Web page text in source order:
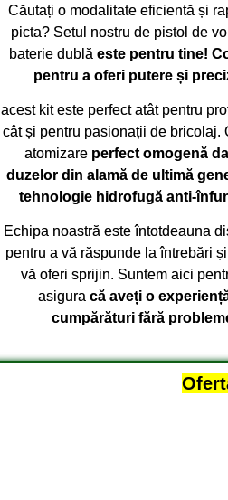
Căutați o modalitate eficientă și
picta? Setul nostru de pistol de
baterie dublă este pentru tine!
pentru a oferi putere și
acest kit este perfect atât pentru
cât și pentru pasionații de bricolaj.
atomizare perfect omogenă
duzelor din alamă de ultimă
tehnologie hidrofugă anti-
Echipa noastră este întotdeauna
pentru a vă răspunde la întrebări
vă oferi sprijin. Suntem aici
asigura că aveți o
cumpărături fără